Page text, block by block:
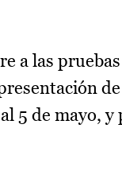
a las
5 de mayo,